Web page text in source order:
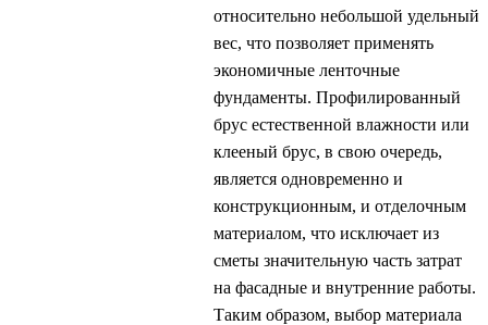
относительно небольшой удельный
вес, что позволяет применять
экономичные ленточные
фундаменты. Профилированный
брус естественной влажности или
клееный брус, в свою очередь,
является одновременно и
конструкционным, и отделочным
материалом, что исключает из
сметы значительную часть затрат
на фасадные и внутренние работы.
Таким образом, выбор материала